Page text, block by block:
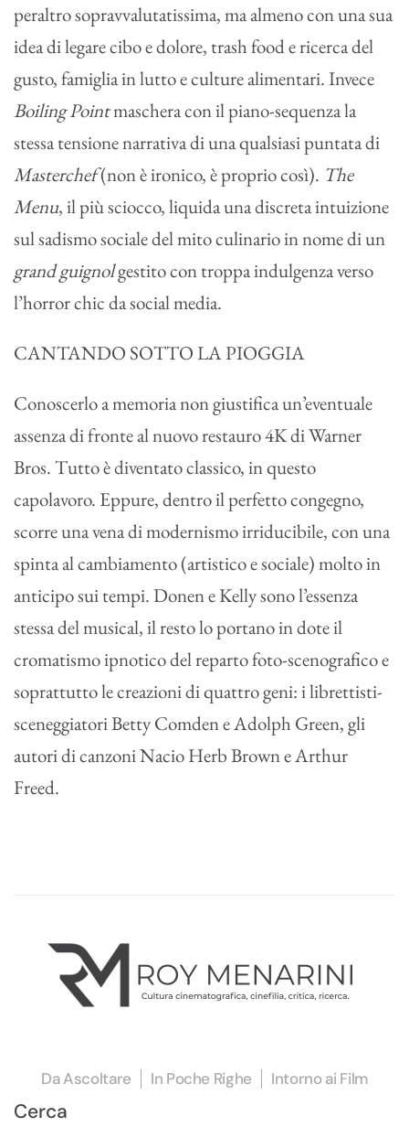
peraltro sopravvalutatissima, ma almeno con una sua
idea di legare cibo e dolore, trash food e ricerca del
gusto, famiglia in lutto e culture alimentari. Invece
Boiling Pointmaschera con il piano-sequenza la
stessa tensione narrativa di una qualsiasi puntata di
Masterchef(non è ironico, è proprio così). The
Menu, il più sciocco, liquida una discreta intuizione
sul sadismo sociale del mito culinario in nome di un
grand guignolgestito con troppa indulgenza verso
l’horror chic da social media.
CANTANDO SOTTO LA PIOGGIA
Conoscerlo a memoria non giustifica un’eventuale
assenza di fronte al nuovo restauro 4K di Warner
Bros. Tutto è diventato classico, in questo
capolavoro. Eppure, dentro il perfetto congegno,
scorre una vena di modernismo irriducibile, con una
spinta al cambiamento (artistico e sociale) molto in
anticipo sui tempi. Donen e Kelly sono l’essenza
stessa del musical, il resto lo portano in dote il
cromatismo ipnotico del reparto foto-scenografico e
soprattutto le creazioni di quattro geni: i librettisti-
sceneggiatori Betty Comden e Adolph Green, gli
autori di canzoni Nacio Herb Brown e Arthur
Freed.
Da Ascoltare In Poche Righe Intorno ai Film